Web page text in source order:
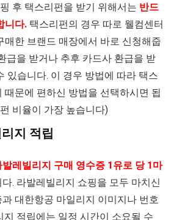
후 택스리펀을 받기 위해서는 반드
니다. 택스리펀의 경우 따로 웰컴센터
매한 브랜드 매장에서 바로 신청해줍
급을 받거나 추후 카드사 환급을 받
있습니다. 이 경우 방법에 따라 택스
때문에 편하신 방법을 선택하시면 됩
비율이 가장 높습니다)
지 적립
발레빌리지 구매 영수증 1유로 당 1마
다. 라발레빌리지 쇼핑을 모두 마치신
대한항공 마일리지 이미지나 번호
지 적립에는 일정 시간이 소요될 수